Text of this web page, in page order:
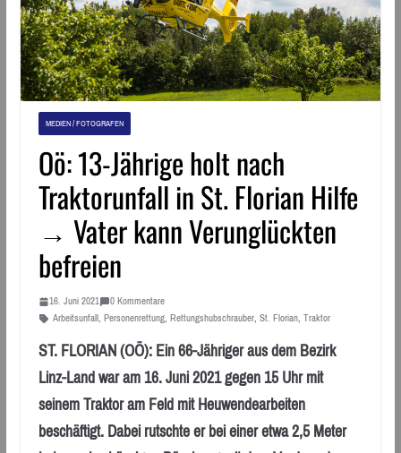
MEDIEN / FOTOGRAFEN
Oö: 13-Jährige holt nach
Traktorunfall in St. Florian Hilfe
→ Vater kann Verunglückten
befreien
16. Juni 2021
0 Kommentare
Arbeitsunfall, Personenrettung, Rettungshubschrauber, St. Florian, Traktor
ST. FLORIAN (OÖ): Ein 66-Jähriger aus dem Bezirk
Linz-Land war am 16. Juni 2021 gegen 15 Uhr mit
seinem Traktor am Feld mit Heuwendearbeiten
beschäftigt. Dabei rutschte er bei einer etwa 2,5 Meter